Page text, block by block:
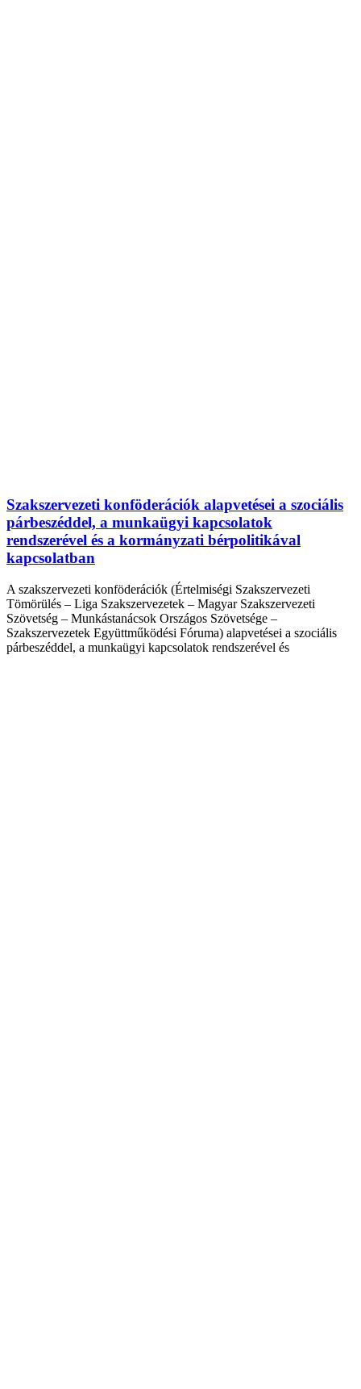
Szakszervezeti konföderációk alapvetései a szociális
párbeszéddel, a munkaügyi kapcsolatok
rendszerével és a kormányzati bérpolitikával
kapcsolatban
A szakszervezeti konföderációk (Értelmiségi Szakszervezeti
Tömörülés – Liga Szakszervezetek – Magyar Szakszervezeti
Szövetség – Munkástanácsok Országos Szövetsége –
Szakszervezetek Együttműködési Fóruma) alapvetései a szociális
párbeszéddel, a munkaügyi kapcsolatok rendszerével és